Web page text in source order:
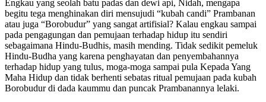
Engkau yang seolah batu padas dan dewi api, Nidah, mengapa
begitu tega menghinakan diri mensujudi “kubah candi” Prambanan
atau juga “Borobudur” yang sangat artifisial? Kalau engkau sampai
pada pengagungan dan pemujaan terhadap hidup itu sendiri
sebagaimana Hindu-Budhis, masih mending. Tidak sedikit pemeluk
Hindu-Budha yang karena penghayatan dan penyembahannya
terhadap hidup yang tulus, moga-moga sampai pula Kepada Yang
Maha Hidup dan tidak berhenti sebatas ritual pemujaan pada kubah
Borobudur di dada kaummu dan puncak Prambanannya lelaki.